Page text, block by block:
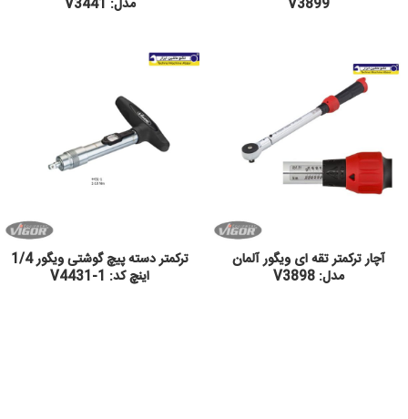
V3899 مدل: V3441
آچار ترکمتر تقه ای ویگور آلمان
مدل: V3898
ترکمتر دسته پیچ گوشتی ویگور 1/4
اینچ کد: 1-V4431